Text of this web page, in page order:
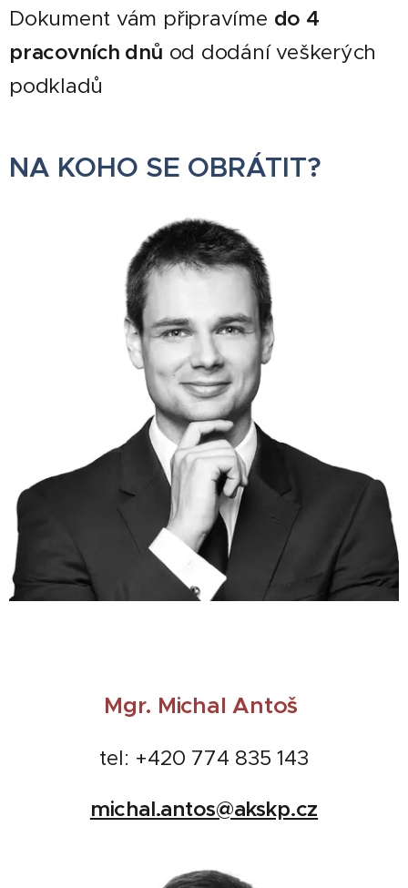
Dokument vám připravíme do 4
pracovních dnů od dodání veškerých
podkladů
NA KOHO SE OBRÁTIT?
Mgr. Michal Antoš
tel: +420 774 835 143
michal.antos@akskp.cz